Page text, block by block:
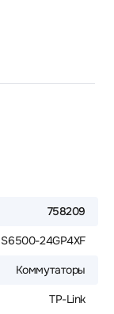
758209
S6500-24GP4XF
Коммутаторы
TP-Link